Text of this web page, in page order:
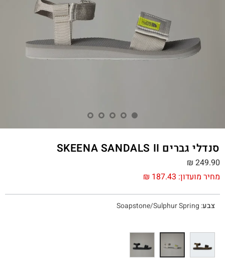
סנדלי גברים SKEENA SANDALS II
מחיר מועדון: ₪ 187.43
₪ 249.90
צבע:
Soapstone/Sulphur Spring